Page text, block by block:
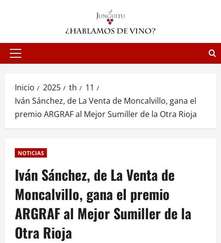
Menú
Inicio 2025 th
11
Iván Sánchez, de La Venta de Moncalvillo, gana el
premio ARGRAF al Mejor Sumiller de la Otra Rioja
NOTICIAS
Iván Sánchez, de La Venta de
Moncalvillo, gana el premio
ARGRAF al Mejor Sumiller de la
Otra Rioja